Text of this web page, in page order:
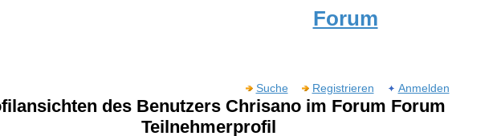
Forum
Suche Registrieren Anmelden
des Benutzers Chrisano im Forum Forum
Teilnehmerprofil